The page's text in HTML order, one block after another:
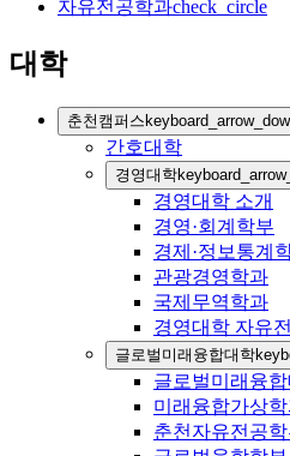
자유전공학과check_circle
대학
춘천캠퍼스
간호대학
경영대학
경영대학 소개
경영·회계학부
경제·정보통계
관광경영학과
국제무역학과
경영대학 자유
글로벌미래융합대학
글로벌미래융
미래융합가상
춘천자유전공